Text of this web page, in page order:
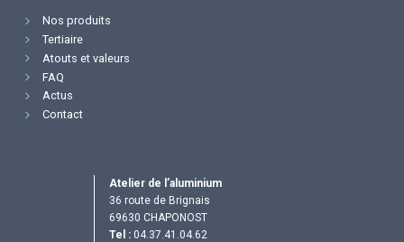
Nos produits
Tertiaire
Atouts et valeurs
FAQ
Actus
Contact
Atelier de l’aluminium
36 route de Brignais
69630 CHAPONOST
Tel : 04.37.41.04.62